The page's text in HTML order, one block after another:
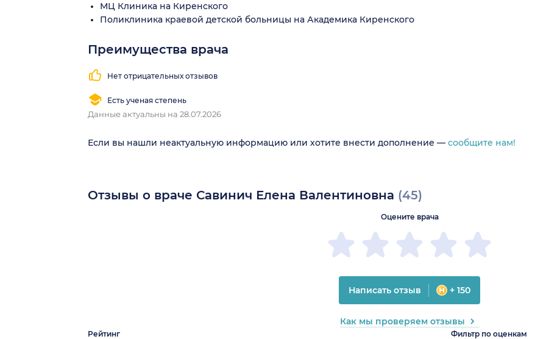
МЦ Клиника на Киренского
Поликлиника краевой детской больницы на Академика Киренского
Преимущества врача
Нет отрицательных отзывов
Есть ученая степень
Данные актуальны на 28.07.2026
Если вы нашли неактуальную информацию или хотите внести дополнение — сообщите нам!
Отзывы о враче Савинич Елена Валентиновна (45)
Рейтинг Фильтр по оценкам
Оцените врача
Написать отзыв + 150
Как мы проверяем отзывы